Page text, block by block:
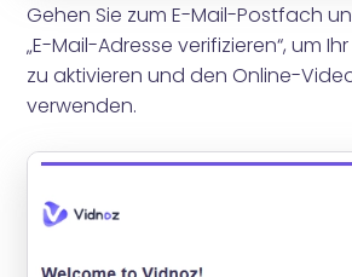
Gehen Sie zum E-Mail-Postfach
„E-Mail-Adresse verifizieren“, um
zu aktivieren und den Online-
verwenden.